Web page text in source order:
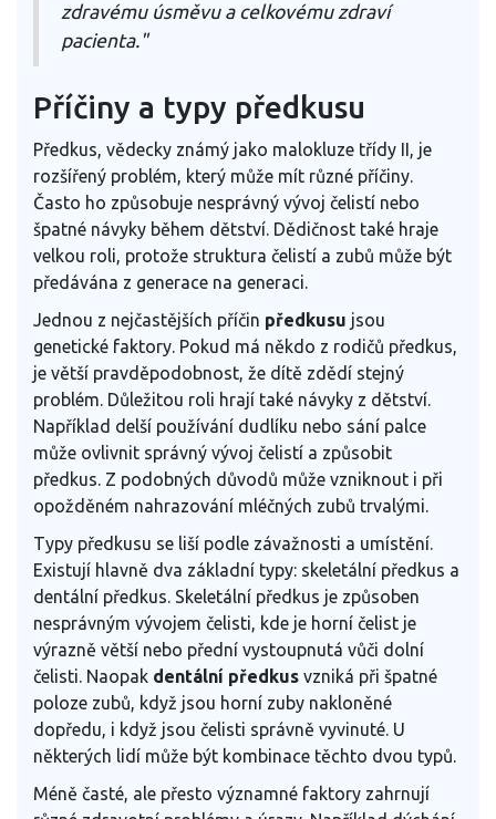
zdravému úsměvu a celkovému zdraví
pacienta."
Příčiny a typy předkusu
Předkus, vědecky známý jako malokluze třídy II, je
rozšířený problém, který může mít různé příčiny.
Často ho způsobuje nesprávný vývoj čelistí nebo
špatné návyky během dětství. Dědičnost také hraje
velkou roli, protože struktura čelistí a zubů může být
předávána z generace na generaci.
Jednou z nejčastějších příčin předkusu jsou
genetické faktory. Pokud má někdo z rodičů předkus,
je větší pravděpodobnost, že dítě zdědí stejný
problém. Důležitou roli hrají také návyky z dětství.
Například delší používání dudlíku nebo sání palce
může ovlivnit správný vývoj čelistí a způsobit
předkus. Z podobných důvodů může vzniknout i při
opožděném nahrazování mléčných zubů trvalými.
Typy předkusu se liší podle závažnosti a umístění.
Existují hlavně dva základní typy: skeletální předkus a
dentální předkus. Skeletální předkus je způsoben
nesprávným vývojem čelisti, kde je horní čelist je
výrazně větší nebo přední vystoupnutá vůči dolní
čelisti. Naopak dentální předkus vzniká při špatné
poloze zubů, když jsou horní zuby nakloněné
dopředu, i když jsou čelisti správně vyvinuté. U
některých lidí může být kombinace těchto dvou typů.
Méně časté, ale přesto významné faktory zahrnují